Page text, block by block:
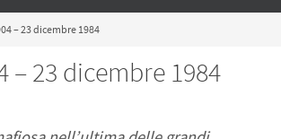
– 23 dicembre 1984
– 23 dicembre 1984